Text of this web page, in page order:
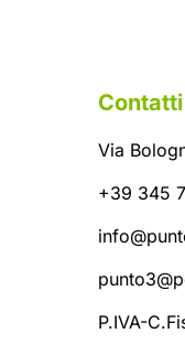
Contatti
Via
+39 345
P.IVA-